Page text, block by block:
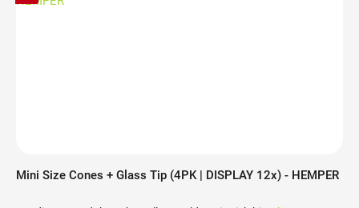
Mini Size Cones + Glass Tip (4PK | DISPLAY 12x) - HEMPER